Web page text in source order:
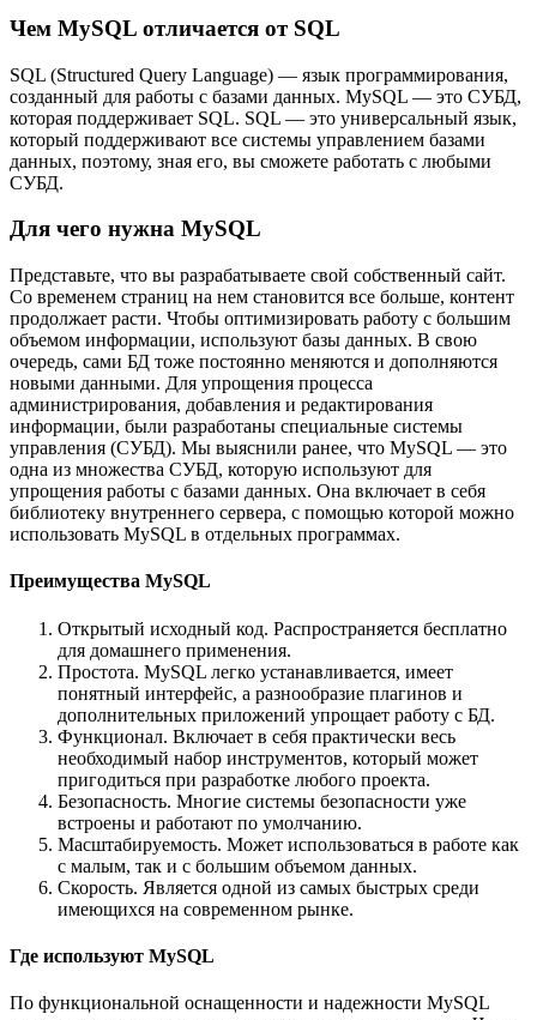
Чем MySQL отличается от SQL
SQL (Structured Query Language) — язык программирования,
созданный для работы с базами данных. MySQL — это СУБД,
которая поддерживает SQL. SQL — это универсальный язык,
который поддерживают все системы управлением базами
данных, поэтому, зная его, вы сможете работать с любыми
СУБД.
Для чего нужна MySQL
Представьте, что вы разрабатываете свой собственный сайт.
Со временем страниц на нем становится все больше, контент
продолжает расти. Чтобы оптимизировать работу с большим
объемом информации, используют базы данных. В свою
очередь, сами БД тоже постоянно меняются и дополняются
новыми данными. Для упрощения процесса
администрирования, добавления и редактирования
информации, были разработаны специальные системы
управления (СУБД). Мы выяснили ранее, что MySQL — это
одна из множества СУБД, которую используют для
упрощения работы с базами данных. Она включает в себя
библиотеку внутреннего сервера, с помощью которой можно
использовать MySQL в отдельных программах.
Преимущества MySQL
Открытый исходный код. Распространяется бесплатно
для домашнего применения.
Простота. MySQL легко устанавливается, имеет
понятный интерфейс, а разнообразие плагинов и
дополнительных приложений упрощает работу с БД.
Функционал. Включает в себя практически весь
необходимый набор инструментов, который может
пригодиться при разработке любого проекта.
Безопасность. Многие системы безопасности уже
встроены и работают по умолчанию.
Масштабируемость. Может использоваться в работе как
с малым, так и с большим объемом данных.
Скорость. Является одной из самых быстрых среди
имеющихся на современном рынке.
Где используют MySQL
По функциональной оснащенности и надежности MySQL